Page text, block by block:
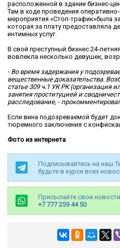
расположенной в здании бизнес-
Там в ходе проведения
мероприятия «Стоп-трафик»была
которая за плату предоставляла
интимных услуг.
В свой преступный бизнес 24-
вовлекла несколько девушек,
- Во время задержания у
вещественные доказательства.
статье 309 ч.1 УК РК (организация
занятия проституцией и
расследование, -
Если вина подозреваемой будет
тюремного заключения с
Фото из интернета
Подписывайтесь на наш
будьте в курсе всех
Присылайте свои
+7 777 259 44 50